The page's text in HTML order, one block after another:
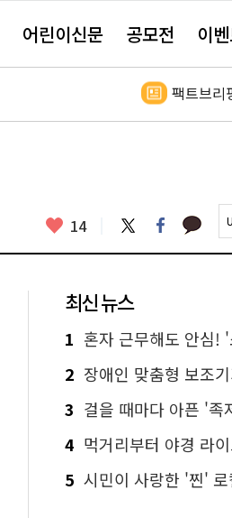
어린이신문 공모전 이
팩트브리
좋
요
14 트
위
터
페
이
스
카
카
최신 뉴스
1 혼자 근무해도 안심! '소상
2 장애인 맞춤형 보조기기 최대 3년간
3 걸을 때마다 아픈 '족저근막염'…무작
4 먹거리부터 야경 라이브까지…망
5 시민이 사랑한 '찐' 로컬 명소 어디?